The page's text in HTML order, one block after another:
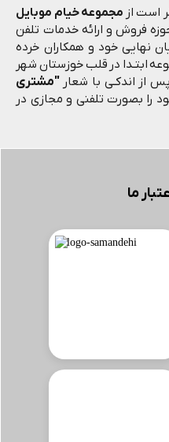
است از مجموعه خیام موبایل
فروش و ارائه خدمات تلفن
نهایی خود و همکاران خرده
ابتـدا در قلب خوزستان شهر
از اندکـی با شعار "مشتری
را بصورت تلفنی و مجازی در
ما